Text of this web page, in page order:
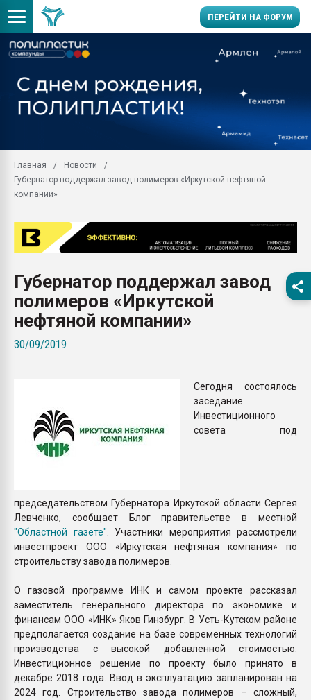
ПЕРЕЙТИ НА ФОРУМ
заводу пластмасс"
28.07.2026
первый план в
28.07.2026
ситуацией на
Главная
Новости
Губернатор поддержал завод полимеров «Иркутской нефтяной
компании»
Губернатор поддержал завод
полимеров «Иркутской
нефтяной компании»
30/09/2019
Сегодня состоялось
заседание
Инвестиционного
совета под
председательством Губернатора Иркутской области Сергея
Левченко, сообщает Блог правительстве в местной
"Областной газете" . Участники мероприятия рассмотрели
инвестпроект ООО «Иркутская нефтяная компания» по
строительству завода полимеров.
О газовой программе ИНК и самом проекте рассказал
заместитель генерального директора по экономике и
финансам ООО «ИНК» Яков Гинзбург. В Усть-Кутском районе
предполагается создание на базе современных технологий
производства с высокой добавленной стоимостью.
Инвестиционное решение по проекту было принято в
декабре 2018 года. Ввод в эксплуатацию запланирован на
2024 год. Строительство завода полимеров – сложный,